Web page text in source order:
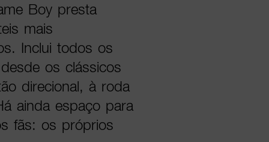
Boy presta
mais
Inclui todos os
os clássicos
direcional, à roda
ainda espaço para
fãs: os próprios